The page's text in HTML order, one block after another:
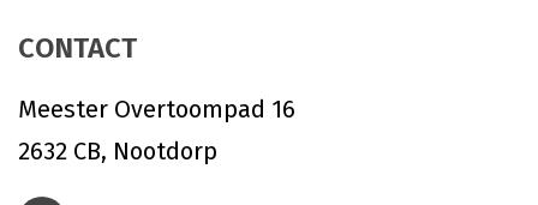
CONTACT
Meester Overtoompad 16
2632 CB, Nootdorp